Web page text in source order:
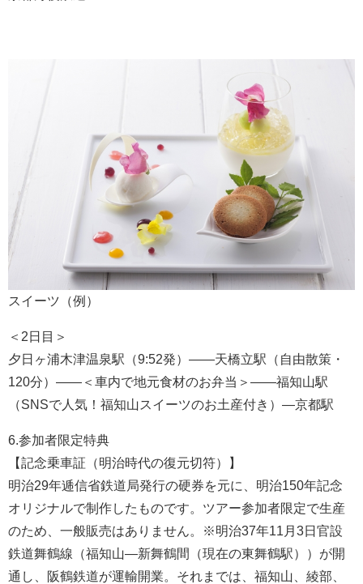
スイーツ（例）
＜2日目＞
夕日ヶ浦木津温泉駅（9:52発）――天橋立駅（自由散策・
120分）――＜車内で地元食材のお弁当＞――福知山駅
（SNSで人気！福知山スイーツのお土産付き）―京都駅
6.参加者限定特典
【記念乗車証（明治時代の復元切符）】
明治29年逓信省鉄道局発行の硬券を元に、明治150年記念
オリジナルで制作したものです。ツアー参加者限定で生産
のため、一般販売はありません。※明治37年11月3日官設
鉄道舞鶴線（福知山―新舞鶴間（現在の東舞鶴駅））が開
通し、阪鶴鉄道が運輸開業。それまでは、福知山、綾部、